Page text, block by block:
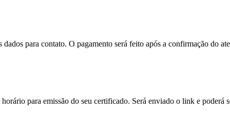
para contato. O pagamento será feito após a confirmação do
para emissão do seu certificado. Será enviado o link e poderá